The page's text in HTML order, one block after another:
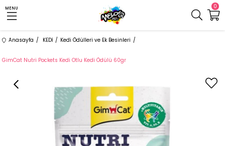
0
MENU
Anasayfa KEDİ Kedi Ödülleri ve Ek Besinleri
GimCat Nutri Pockets Kedi Otlu Kedi Ödülü 60gr